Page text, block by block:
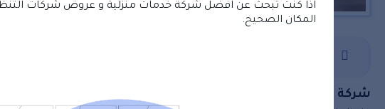
شركة تنظيف برأس الخيمة
تعد افضل شركة تنظيف فى الامارات
اذا كنت تبحث عن افضل شركة خدمات منزلية و عروض شركات
المكان الصحيح.